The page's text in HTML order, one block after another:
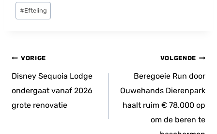
Bericht
tags:
#Efteling
Bericht
navigatie
VORIGE
Disney Sequoia Lodge
ondergaat vanaf 2026
grote renovatie
VOLGENDE
Beregoeie Run door
Ouwehands Dierenpark
haalt ruim € 78.000 op
om de beren te